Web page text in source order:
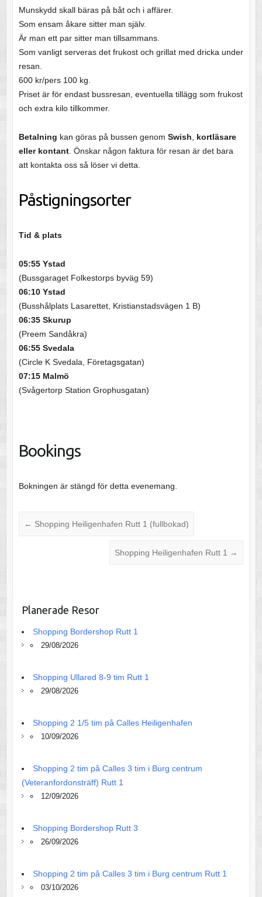
Munskydd skall bäras på båt och i affärer.
Som ensam åkare sitter man själv.
Är man ett par sitter man tillsammans.
Som vanligt serveras det frukost och grillat med dricka under
resan.
600 kr/pers 100 kg.
Priset är för endast bussresan, eventuella tillägg som frukost
och extra kilo tillkommer.
Betalning kan göras på bussen genom Swish
kortläsare
eller kontant. Önskar någon faktura för resan är det bara
att kontakta oss så löser vi detta.
Påstigningsorter
Tid & plats
05:55 Ystad
(Bussgaraget Folkestorps byväg 59)
06:10 Ystad
(Busshålplats Lasarettet, Kristianstadsvägen 1 B)
06:35 Skurup
(Preem Sandåkra)
06:55 Svedala
(Circle K Svedala, Företagsgatan)
07:15 Malmö
(Svågertorp Station Grophusgatan)
Bookings
Bokningen är stängd för detta evenemang.
← Shopping Heiligenhafen Rutt 1 (fullbokad)
Shopping Heiligenhafen Rutt 1 →
Planerade Resor
Shopping Bordershop Rutt 1
29/08/2026
Shopping Ullared 8-9 tim Rutt 1
29/08/2026
Shopping 2 1/5 tim på Calles Heiligenhafen
10/09/2026
Shopping 2 tim på Calles 3 tim i Burg centrum
(Veteranfordonsträff) Rutt 1
12/09/2026
Shopping Bordershop Rutt 3
26/09/2026
Shopping 2 tim på Calles 3 tim i Burg centrum Rutt 1
03/10/2026